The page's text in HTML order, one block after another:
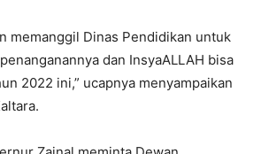
memanggil Dinas Pendidikan untuk
dan InsyaALLAH bisa
2022 ini,” ucapnya menyampaikan